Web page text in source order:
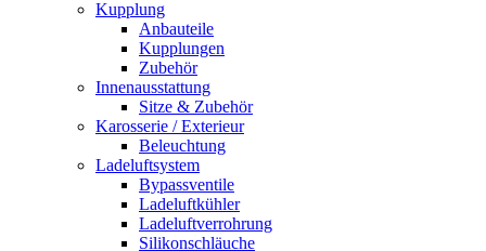
Kupplung
Anbauteile
Kupplungen
Zubehör
Innenausstattung
Sitze & Zubehör
Karosserie / Exterieur
Beleuchtung
Ladeluftsystem
Bypassventile
Ladeluftkühler
Ladeluftverrohrung
Silikonschläuche